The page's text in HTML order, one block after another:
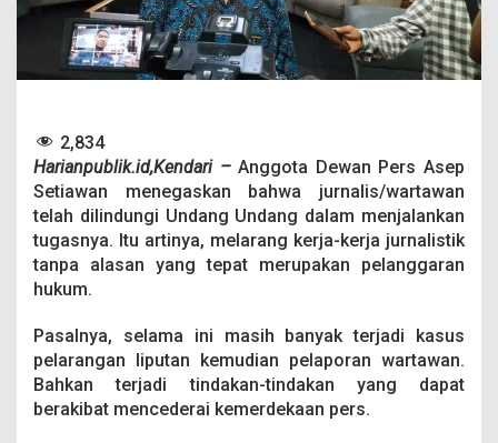
A
s
e
S
a
w
n
:
n
a
l
i
s
2,834
Harianpublik.id,Kendari – Anggota Dewan Pers Asep
Setiawan menegaskan bahwa jurnalis/wartawan
telah dilindungi Undang Undang dalam menjalankan
tugasnya. Itu artinya, melarang kerja-kerja jurnalistik
tanpa alasan yang tepat merupakan pelanggaran
hukum.
Pasalnya, selama ini masih banyak terjadi kasus
pelarangan liputan kemudian pelaporan wartawan.
Bahkan terjadi tindakan-tindakan yang dapat
berakibat mencederai kemerdekaan pers.